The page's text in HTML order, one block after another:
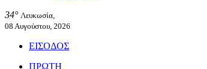
34° Λευκωσία,
08 Αυγούστου, 2026
ΕΙΣΟΔΟΣ
ΠΡΩΤΗ